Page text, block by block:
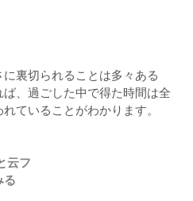
裏切られることは多々ある
、過ごした中で得た時間は全
ていることがわかります。
云フ
る